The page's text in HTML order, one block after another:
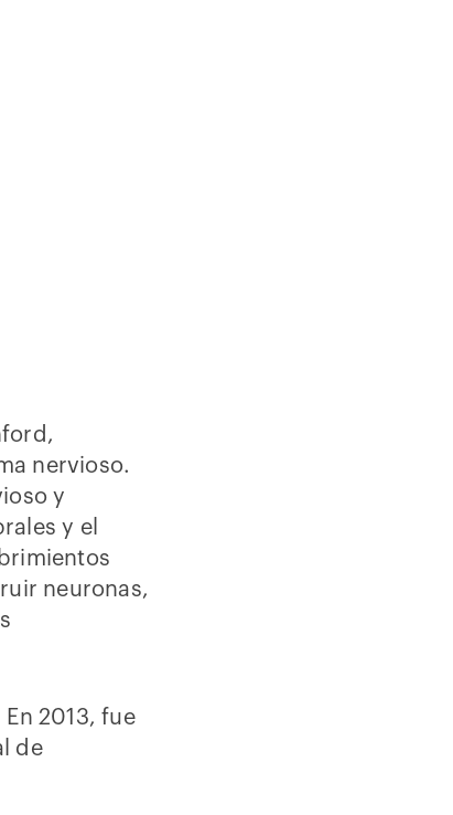
nervioso.
y
y el
neuronas,
2013, fue
de